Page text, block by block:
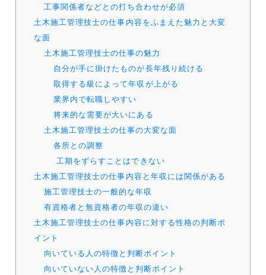
工事関係者などとの打ち合わせが必須
土木施工管理技士の仕事内容をふまえた魅力と大変
な面
土木施工管理技士の仕事の魅力
自分が手に掛けたものが長年残り続ける
取得する級によって年収が上がる
業界内で転職しやすい
将来的な需要が大いにある
土木施工管理技士の仕事の大変な面
各所との調整
工期をずらすことはできない
土木施工管理技士の仕事内容と年収には関係がある
施工管理技士の一般的な年収
有資格者と無資格者の年収の違い
土木施工管理技士の仕事内容に対する性格の判断ポ
イント
向いている人の特徴と判断ポイント
向いていない人の特徴と判断ポイント